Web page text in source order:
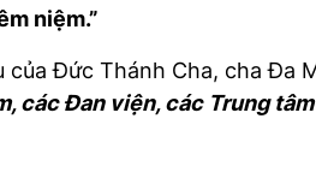
niệm.”
của Đức Thánh Cha, cha Đa
các Đan viện, các Trung